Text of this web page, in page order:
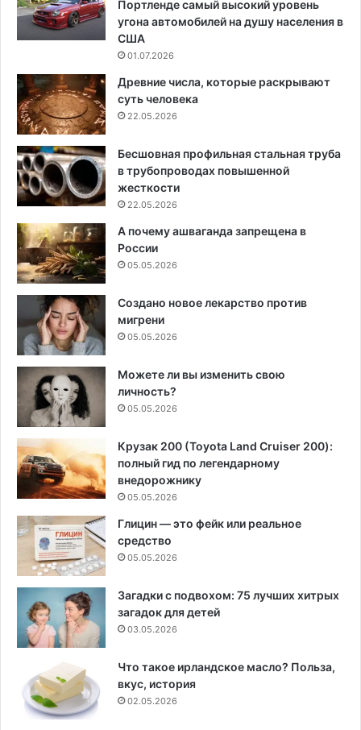
Портленде самый высокий уровень
угона автомобилей на душу населения в
США
01.07.2026
Древние числа, которые раскрывают
суть человека
22.05.2026
Бесшовная профильная стальная труба
в трубопроводах повышенной
жесткости
22.05.2026
А почему ашваганда запрещена в
России
05.05.2026
Создано новое лекарство против
мигрени
05.05.2026
Можете ли вы изменить свою
личность?
05.05.2026
Крузак 200 (Toyota Land Cruiser 200):
полный гид по легендарному
внедорожнику
05.05.2026
Глицин — это фейк или реальное
средство
05.05.2026
Загадки с подвохом: 75 лучших хитрых
загадок для детей
03.05.2026
Что такое ирландское масло? Польза,
вкус, история
02.05.2026